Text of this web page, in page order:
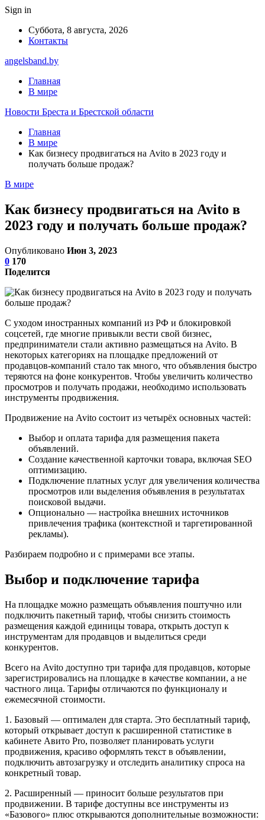
Sign in
Суббота, 8 августа, 2026
Контакты
angelsband.by
Главная
В мире
Новости Бреста и Брестской области
Главная
В мире
Как бизнесу продвигаться на Avito в 2023 году и
получать больше продаж?
В мире
Как бизнесу продвигаться на Avito в
2023 году и получать больше продаж?
Опубликовано Июн 3, 2023
0 170
Поделится
С уходом иностранных компаний из РФ и блокировкой
соцсетей, где многие привыкли вести свой бизнес,
предприниматели стали активно размещаться на Avito. В
некоторых категориях на площадке предложений от
продавцов-компаний стало так много, что объявления быстро
теряются на фоне конкурентов. Чтобы увеличить количество
просмотров и получать продажи, необходимо использовать
инструменты продвижения.
Продвижение на Avito состоит из четырёх основных частей:
Выбор и оплата тарифа для размещения пакета
объявлений.
Создание качественной карточки товара, включая SEO
оптимизацию.
Подключение платных услуг для увеличения количества
просмотров или выделения объявления в результатах
поисковой выдачи.
Опционально — настройка внешних источников
привлечения трафика (контекстной и таргетированной
рекламы).
Разбираем подробно и с примерами все этапы.
Выбор и подключение тарифа
На площадке можно размещать объявления поштучно или
подключить пакетный тариф, чтобы снизить стоимость
размещения каждой единицы товара, открыть доступ к
инструментам для продавцов и выделиться среди
конкурентов.
Всего на Avito доступно три тарифа для продавцов, которые
зарегистрировались на площадке в качестве компании, а не
частного лица. Тарифы отличаются по функционалу и
ежемесячной стоимости.
1. Базовый — оптимален для старта. Это бесплатный тариф,
который открывает доступ к расширенной статистике в
кабинете Авито Pro, позволяет планировать услуги
продвижения, красиво оформлять текст в объявлении,
подключить автозагрузку и отследить аналитику спроса на
конкретный товар.
2. Расширенный — приносит больше результатов при
продвижении. В тарифе доступны все инструменты из
«Базового» плюс открываются дополнительные возможности: